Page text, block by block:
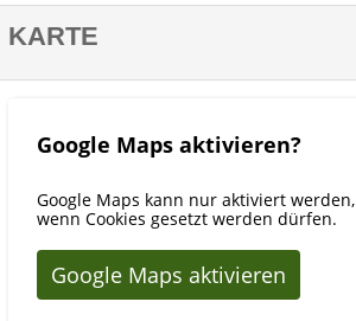
KARTE
Google Maps aktivieren?
Google Maps kann nur aktiviert werden,
wenn Cookies gesetzt werden dürfen.
Google Maps aktivieren